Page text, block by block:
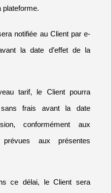
plateforme.
notifiée au Client par e-
la date d’effet de la
tarif, le Client pourra
sans frais avant la date
conformément aux
aux présentes
ce délai, le Client sera